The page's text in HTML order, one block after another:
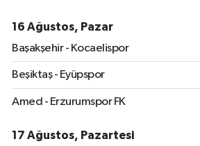
16 Ağustos, Pazar
Başakşehir - Kocaelispor
Beşiktaş - Eyüpspor
Amed - Erzurumspor FK
17 Ağustos, Pazartesi